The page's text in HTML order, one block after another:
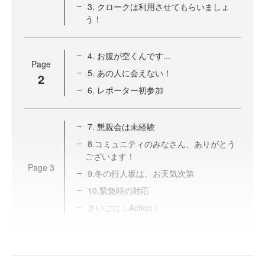
3. クロークは利用させてもらいましょ
う！
Page
2
4. お腹が空くんです...
5. あの人に会えない！
6. レポーター初参加
Page 3
7. 懇親会は未経験
8.コミュニティのみなさん、ありがとう
ございます！
9.冬の行人坂は、お天気次第
10.緊急時の対応
さいごに：Action！